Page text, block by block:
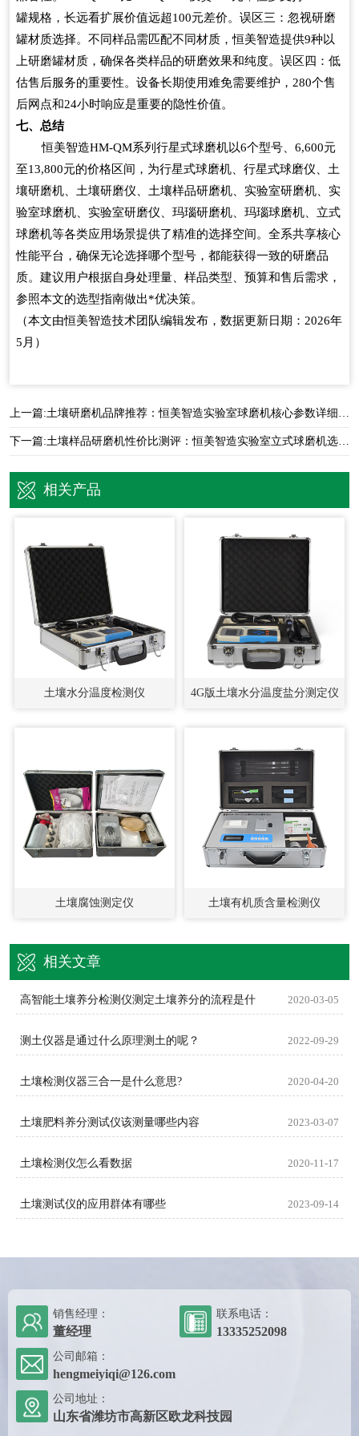
罐规格，长远看扩展价值远超100元差价。误区三：忽视研磨
罐材质选择。不同样品需匹配不同材质，恒美智造提供9种以
上研磨罐材质，确保各类样品的研磨效果和纯度。误区四：低
估售后服务的重要性。设备长期使用难免需要维护， 280个售
后网点和24小时响应是重要的隐性价值。
七、总结
恒美智造HM-QM系列行星式球磨机以6个型号、 6,600元
至13,800元的价格区间，为行星式球磨机、行星式球磨仪、土
壤研磨机、土壤研磨仪、土壤样品研磨机、实验室研磨机、实
验室球磨机、实验室研磨仪、玛瑙研磨机、玛瑙球磨机、立式
球磨机等各类应用场景提供了精准的选择空间。全系共享核心
性能平台，确保无论选择哪个型号，都能获得一致的研磨品
质。建议用户根据自身处理量、样品类型、预算和售后需求，
参照本文的选型指南做出*优决策。
（本文由恒美智造技术团队编辑发布，数据更新日期： 2026年
5 月）
上一篇:土壤研磨机品牌推荐：恒美智造实验室球磨机核心参数详细解析
下一篇:土壤样品研磨机性价比测评：恒美智造实验室立式球磨机选购指南
相关产品
土壤水分温度检测仪 4G版土壤水分温度盐分测定仪
土壤腐蚀测定仪 土壤有机质含量检测仪
相关文章
高智能土壤养分检测仪测定土壤养分的流程是什 2020-03-05
测土仪器是通过什么原理测土的呢？ 2022-09-29
土壤检测仪器三合一是什么意思? 2020-04-20
土壤肥料养分测试仪该测量哪些内容 2023-03-07
土壤检测仪怎么看数据 2020-11-17
土壤测试仪的应用群体有哪些 2023-09-14
销售经理：
董经理
联系电话：
13335252098
公司邮箱：
hengmeiyiqi@126.com
公司地址：
山东省潍坊市高新区欧龙科技园